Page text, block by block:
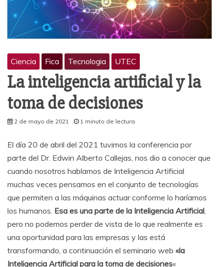
Ciencia Fica Tecnologia UTEC
La inteligencia artificial y la
toma de decisiones
2 de mayo de 2021 1 minuto de lectura
El día 20 de abril del 2021 tuvimos la conferencia por
parte del Dr. Edwin Alberto Callejas, nos dio a conocer que
cuando nosotros hablamos de Inteligencia Artificial
muchas veces pensamos en el conjunto de tecnologías
que permiten a las máquinas actuar conforme lo haríamos
los humanos. Esa es una parte de la Inteligencia Artificial,
pero no podemos perder de vista de lo que realmente es
una oportunidad para las empresas y las está
transformando, a continuación el seminario web «la
Inteligencia Artificial para la toma de decisiones«